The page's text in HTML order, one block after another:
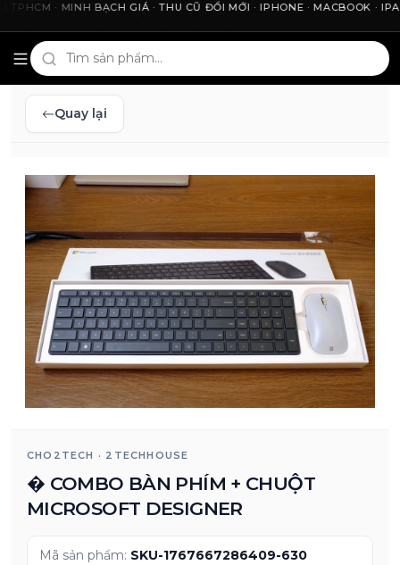
Cho2Tech và 2Techhouse — chợ công nghệ uy tín tại
· MINH BẠCH GIÁ · THU CŨ ĐỔI MỚI · IPHONE · MACBOOK · IPAD
Quay lại
CHO2TECH · 2TECHHOUSE
�️ COMBO BÀN PHÍM + CHUỘT
MICROSOFT DESIGNER
Mã sản phẩm: SKU-1767667286409-630